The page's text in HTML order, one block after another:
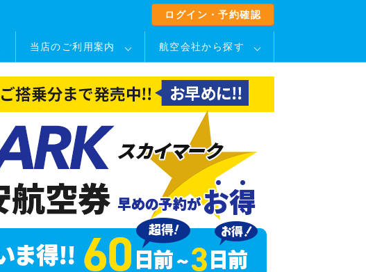
ログイン・予約確認
当店のご利用案内 航空会社から探す